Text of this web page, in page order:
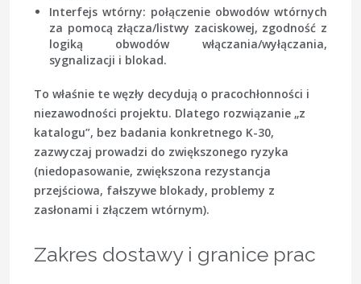
Interfejs wtórny: połączenie obwodów wtórnych
za pomocą złącza/listwy zaciskowej, zgodność z
logiką obwodów włączania/wyłączania,
sygnalizacji i blokad.
To właśnie te węzły decydują o pracochłonności i
niezawodności projektu. Dlatego rozwiązanie „z
katalogu”, bez badania konkretnego K-30,
zazwyczaj prowadzi do zwiększonego ryzyka
(niedopasowanie, zwiększona rezystancja
przejściowa, fałszywe blokady, problemy z
zasłonami i złączem wtórnym).
Zakres dostawy i granice prac